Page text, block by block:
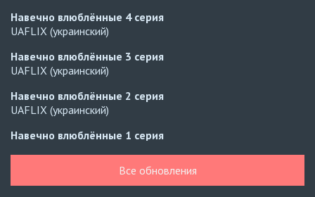
Навечно влюблённые 4 серия
UAFLIX (украинский)
Навечно влюблённые 3 серия
UAFLIX (украинский)
Навечно влюблённые 2 серия
UAFLIX (украинский)
Навечно влюблённые 1 серия
Навечно влюблённые7 серия
Русские субтитры
Все обновления